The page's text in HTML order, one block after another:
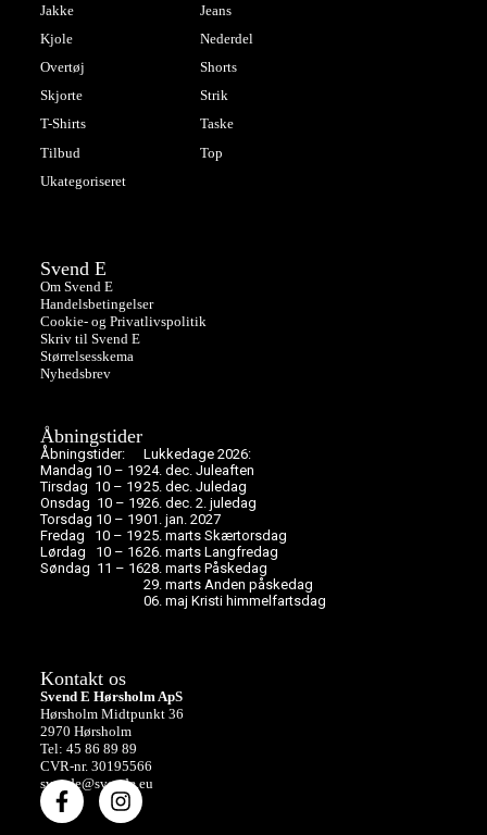
Jakke
Jeans
Kjole
Nederdel
Overtøj
Shorts
Skjorte
Strik
T-Shirts
Taske
Tilbud
Top
Ukategoriseret
Svend E
Om Svend E
Handelsbetingelser
Cookie- og Privatlivspolitik
Skriv til Svend E
Størrelsesskema
Nyhedsbrev
Åbningstider
Åbningstider:
Mandag 10 – 19
Tirsdag 10 – 19
Onsdag 10 – 19
Torsdag 10 – 19
Fredag 10 – 19
Lørdag 10 – 16
Søndag 11 – 16
Lukkedage 2026:
24. dec. Juleaften
25. dec. Juledag
26. dec. 2. juledag
01. jan. 2027
25. marts Skærtorsdag
26. marts Langfredag
28. marts Påskedag
29. marts Anden påskedag
06. maj Kristi himmelfartsdag
Kontakt os
Svend E Hørsholm ApS
Hørsholm Midtpunkt 36
2970 Hørsholm
Tel: 45 86 89 89
CVR-nr. 30195566
svende@svende.eu